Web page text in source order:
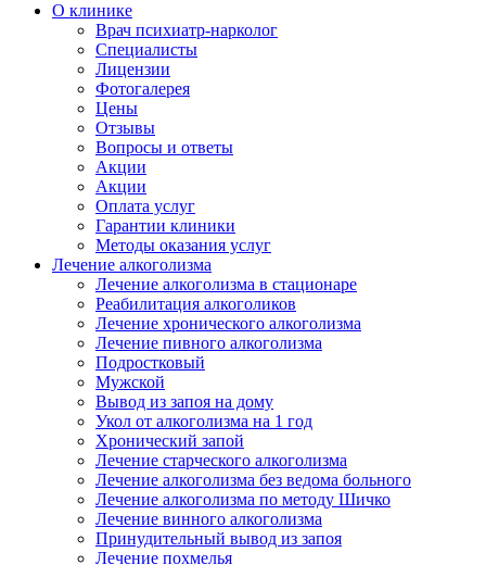
О клинике
Врач психиатр-нарколог
Специалисты
Лицензии
Фотогалерея
Цены
Отзывы
Вопросы и ответы
Акции
Акции
Оплата услуг
Гарантии клиники
Методы оказания услуг
Лечение алкоголизма
Лечение алкоголизма в стационаре
Реабилитация алкоголиков
Лечение хронического алкоголизма
Лечение пивного алкоголизма
Подростковый
Мужской
Вывод из запоя на дому
Укол от алкоголизма на 1 год
Хронический запой
Лечение старческого алкоголизма
Лечение алкоголизма без ведома больного
Лечение алкоголизма по методу Шичко
Лечение винного алкоголизма
Принудительный вывод из запоя
Лечение похмелья